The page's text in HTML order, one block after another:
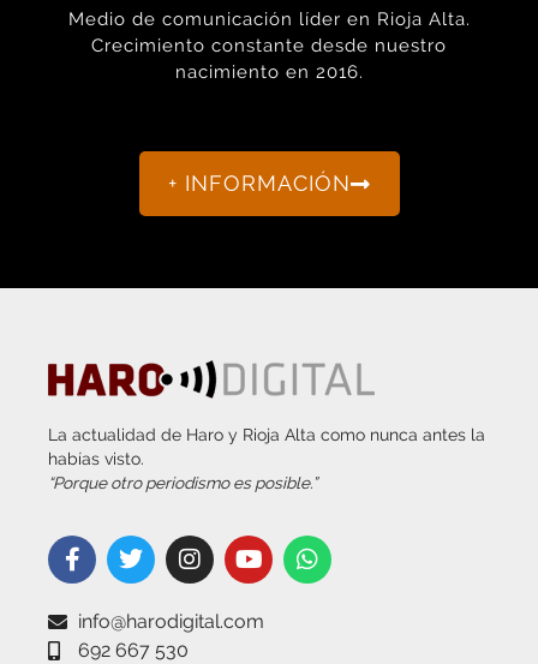
Medio de comunicación líder en Rioja Alta.
Crecimiento constante desde nuestro
nacimiento en 2016.
+ INFORMACIÓN
La actualidad de Haro y Rioja Alta como nunca antes la
habías visto.
“Porque otro periodismo es posible.”
info@harodigital.com
692 667 530